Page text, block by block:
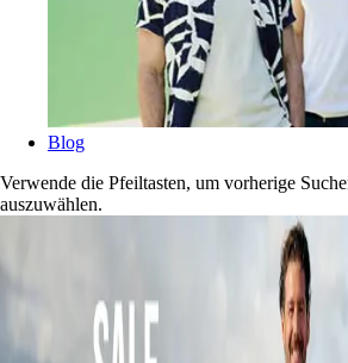
Blog
Verwende die Pfeiltasten, um vorherige
auszuwählen.